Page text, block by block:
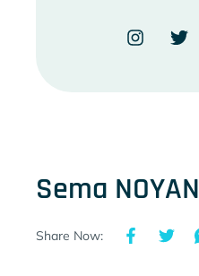
Sema NOYAN
Share Now: